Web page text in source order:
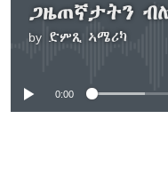
by ድምጺ ኣሜሪካ
No media
0:00